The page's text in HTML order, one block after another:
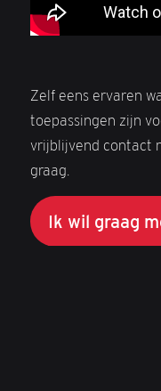
Zelf eens ervaren
toepassingen zijn
vrijblijvend contact
graag.
Ik wil graag